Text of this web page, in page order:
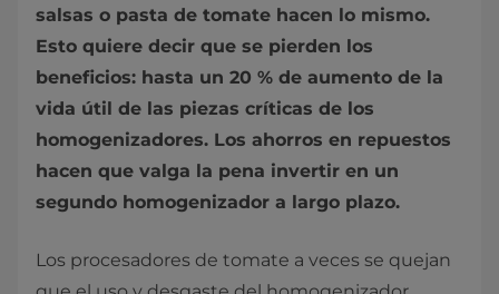
salsas o pasta de tomate hacen lo mismo.
Esto quiere decir que se pierden los
beneficios: hasta un 20 % de aumento de la
vida útil de las piezas críticas de los
homogenizadores. Los ahorros en repuestos
hacen que valga la pena invertir en un
segundo homogenizador a largo plazo.
Los procesadores de tomate a veces se quejan